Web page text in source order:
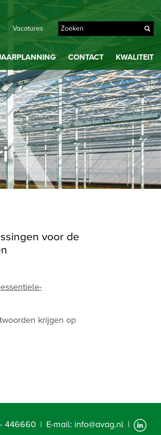
Vacatures
CONTACT KWALITEIT
voor de
krijgen op
446660 E-mail: info@avag.nl